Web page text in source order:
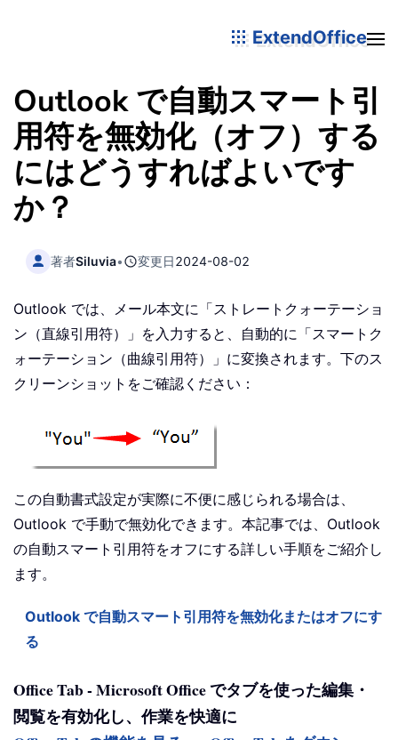
ExtendOffice
Outlook で自動スマート引
用符を無効化（オフ）する
にはどうすればよいです
か？
著者Siluvia• 変更日2024-08-02
Outlook では、メール本文に「ストレートクォーテーショ
ン（直線引用符）」を入力すると、自動的に「スマートク
ォーテーション（曲線引用符）」に変換されます。下のス
クリーンショットをご確認ください：
この自動書式設定が実際に不便に感じられる場合は、
Outlook で手動で無効化できます。本記事では、Outlook
の自動スマート引用符をオフにする詳しい手順をご紹介し
ます。
Outlook で自動スマート引用符を無効化またはオフにす
る
Office Tab - Microsoft Office でタブを使った編集・
閲覧を有効化し、作業を快適に